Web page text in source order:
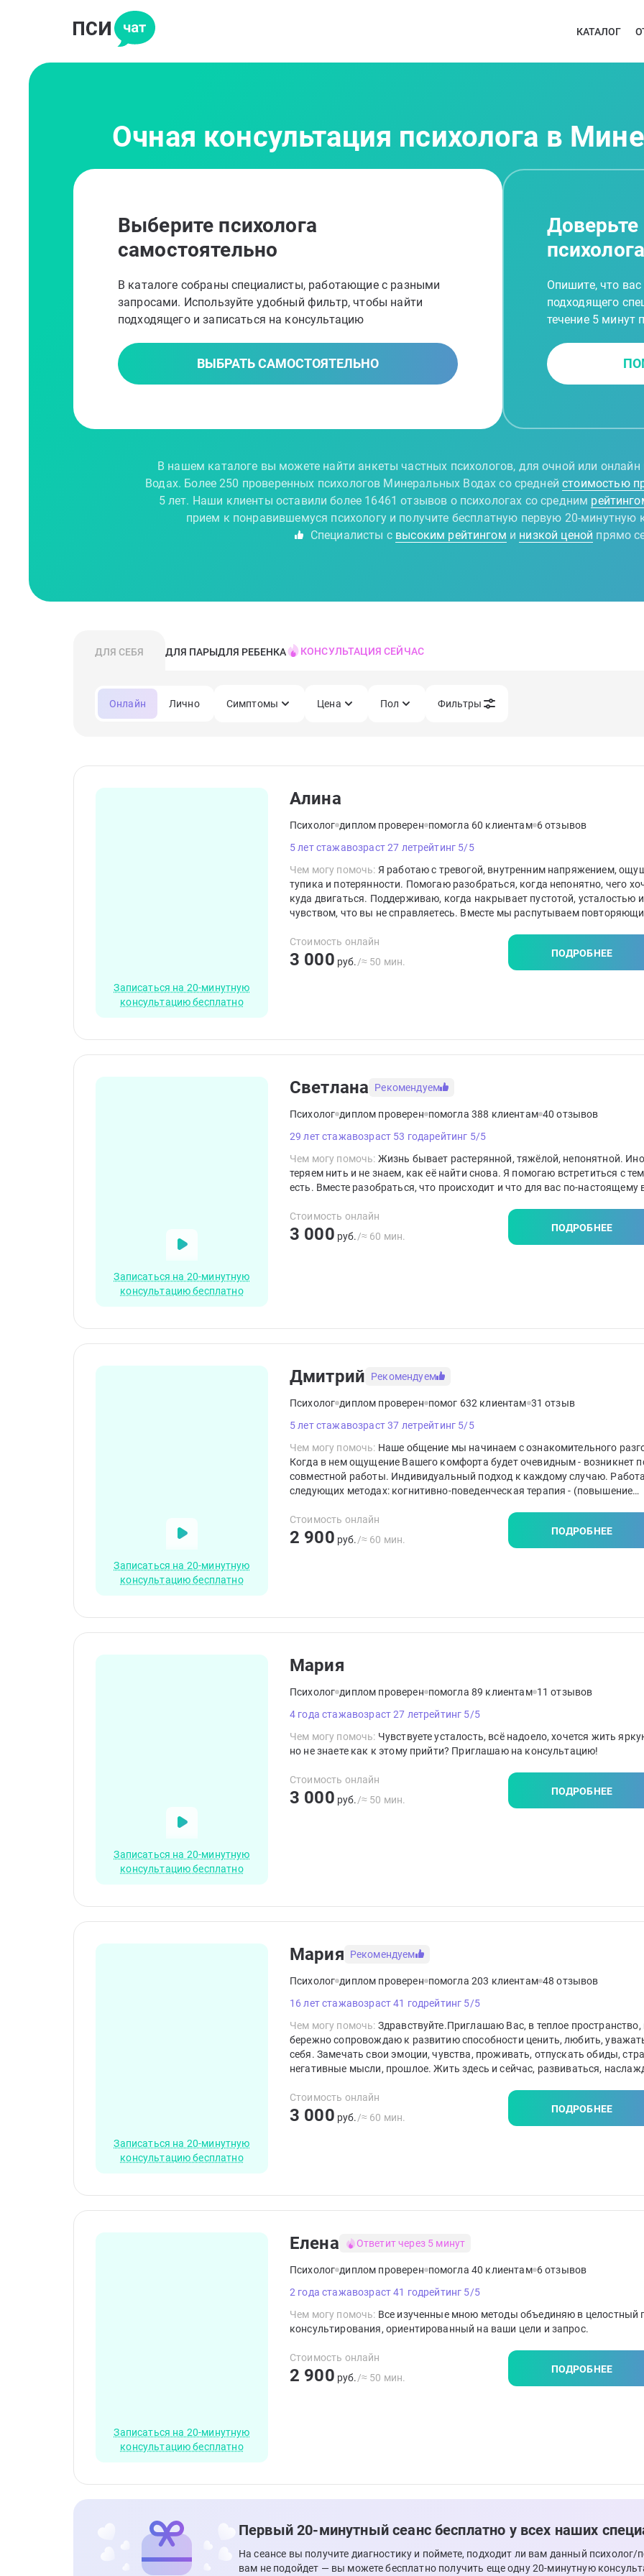
КАТАЛОГ
Очная консультация психолога в
Выберите психолога
самостоятельно
В каталоге собраны специалисты, работающие с разными
запросами. Используйте удобный фильтр, чтобы найти
подходящего и записаться на консультацию
ВЫБРАТЬ САМОСТОЯТЕЛЬНО
Опишите, что
подходящего
течение 5 минут
В нашем каталоге вы можете найти анкеты частных психологов, для очной или
Водах. Более 250 проверенных психологов Минеральных Водах со среднейстоимостью
5 лет. Наши клиенты оставили более 16461 отзывов о психологах со средним
прием к понравившемуся психологу и получите бесплатную первую 20-минутную
Специалисты с высоким рейтингом и низкой ценой прямо
ДЛЯ СЕБЯ ДЛЯ ПАРЫДЛЯ РЕБЕНКА КОНСУЛЬТАЦИЯ СЕЙЧАС
Онлайн Лично Симптомы Цена Пол Фильтры
Записаться на 20-минутную
консультацию бесплатно
Алина
Психолог диплом проверен помогла 60 клиентам 6 отзывов
5 лет стажавозраст 27 летрейтинг 5/5
Чем могу помочь: Я работаю с тревогой, внутренним напряжением,
тупика и потерянности. Помогаю разобраться, когда непонятно, чего
куда двигаться. Поддерживаю, когда накрывает пустотой, усталостью
чувством, что вы не справляетесь. Вместе мы распутываем
Стоимость онлайн
3 000 руб./≈ 50 мин.
ПОДРОБНЕЕ
Записаться на 20-минутную
консультацию бесплатно
Светлана Рекомендуем
Психолог диплом проверен помогла 388 клиентам 40 отзывов
29 лет стажавозраст 53 годарейтинг 5/5
Чем могу помочь: Жизнь бывает растерянной, тяжёлой, непонятной.
теряем нить и не знаем, как её найти снова. Я помогаю встретиться с
есть. Вместе разобраться, что происходит и что для вас по-настоящему
Стоимость онлайн
3 000 руб./≈ 60 мин.
ПОДРОБНЕЕ
Записаться на 20-минутную
консультацию бесплатно
Дмитрий Рекомендуем
Психолог диплом проверен помог 632 клиентам 31 отзыв
5 лет стажавозраст 37 летрейтинг 5/5
Чем могу помочь: Наше общение мы начинаем с ознакомительного
Когда в нем ощущение Вашего комфорта будет очевидным - возникнет
совместной работы. Индивидуальный подход к каждому случаю.
следующих методах: когнитивно-поведенческая терапия - (повышение
терапия, коучинг. Работа всегда с учётом особенностей клиента.
принципу: "Прежде всего - не навреди".
Стоимость онлайн
2 900 руб./≈ 60 мин.
ПОДРОБНЕЕ
Записаться на 20-минутную
консультацию бесплатно
Мария
Психолог диплом проверен помогла 89 клиентам 11 отзывов
4 года стажавозраст 27 летрейтинг 5/5
Чем могу помочь: Чувствуете усталость, всё надоело, хочется жить
но не знаете как к этому прийти? Приглашаю на консультацию!
Стоимость онлайн
3 000 руб./≈ 50 мин.
ПОДРОБНЕЕ
Записаться на 20-минутную
консультацию бесплатно
Мария Рекомендуем
Психолог диплом проверен помогла 203 клиентам 48 отзывов
16 лет стажавозраст 41 годрейтинг 5/5
Чем могу помочь: Здравствуйте.Приглашаю Вас, в теплое пространство,
бережно сопровождаю к развитию способности ценить, любить,
себя. Замечать свои эмоции, чувства, проживать, отпускать обиды,
негативные мысли, прошлое. Жить здесь и сейчас, развиваться,
трансформировать свое мышление с принятием ответственности за
Стоимость онлайн
3 000 руб./≈ 60 мин.
ПОДРОБНЕЕ
Записаться на 20-минутную
консультацию бесплатно
Елена Ответит через 5 минут
Психолог диплом проверен помогла 40 клиентам 6 отзывов
2 года стажавозраст 41 годрейтинг 5/5
Чем могу помочь: Все изученные мною методы объединяю в целостный
консультирования, ориентированный на ваши цели и запрос.
Стоимость онлайн
2 900 руб./≈ 50 мин.
ПОДРОБНЕЕ
Первый 20-минутный сеанс бесплатно у всех наших
На сеансе вы получите диагностику и поймете, подходит ли вам данный
вам не подойдет — вы можете бесплатно получить еще одну 20-минутную